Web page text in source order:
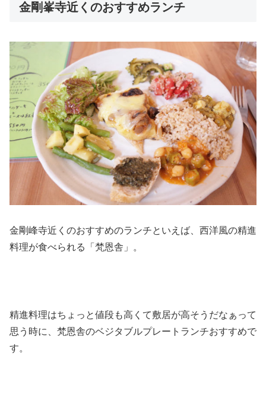
金剛峯寺近くのおすすめランチ
金剛峰寺近くのおすすめのランチといえば、西洋風の精進
料理が食べられる「梵恩舎」。
精進料理はちょっと値段も高くて敷居が高そうだなぁって
思う時に、梵恩舎のベジタブルプレートランチおすすめで
す。